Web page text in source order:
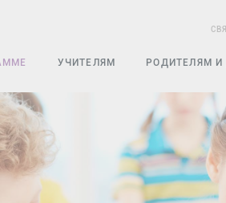
УЧИТЕЛЯМ
УЧЕБНО-МЕТОДИЧЕСКИЕ
ЦИФРОВАЯ ШКОЛА
РОДИТЕЛЯМ И
УЧЕБНО-